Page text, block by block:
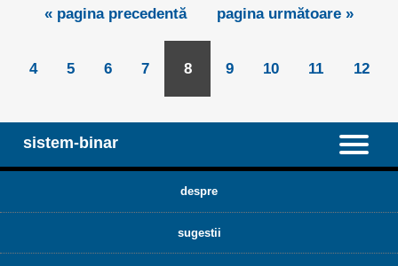
« pagina precedentă pagina următoare »
4 5 6 7 8 9 10 11 12
sistem-binar
despre
sugestii